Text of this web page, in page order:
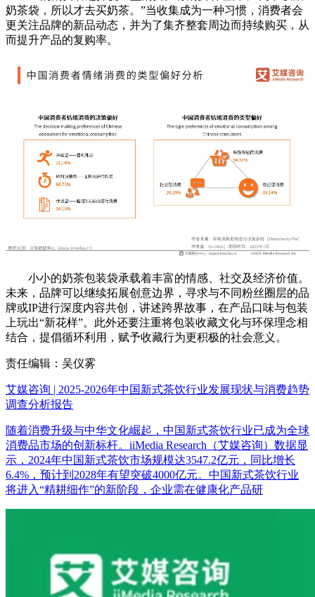
奶茶袋，所以才去买奶茶。”当收集成为一种习惯，消费者会
更关注品牌的新品动态，并为了集齐整套周边而持续购买，从
而提升产品的复购率。
小小的奶茶包装袋承载着丰富的情感、社交及经济价值。
未来，品牌可以继续拓展创意边界，寻求与不同粉丝圈层的品
牌或IP进行深度内容共创，讲述跨界故事，在产品口味与包装
上玩出“新花样”。此外还要注重将包装收藏文化与环保理念相
结合，提倡循环利用，赋予收藏行为更积极的社会意义。
责任编辑：吴仪雾
艾媒咨询 | 2025-2026年中国新式茶饮行业发展现状与消费趋势
调查分析报告
随着消费升级与中华文化崛起，中国新式茶饮行业已成为全球
消费品市场的创新标杆。iiMedia Research（艾媒咨询）数据显
示，2024年中国新式茶饮市场规模达3547.2亿元，同比增长
6.4%，预计到2028年有望突破4000亿元。中国新式茶饮行业
将进入“精耕细作”的新阶段，企业需在健康化产品研